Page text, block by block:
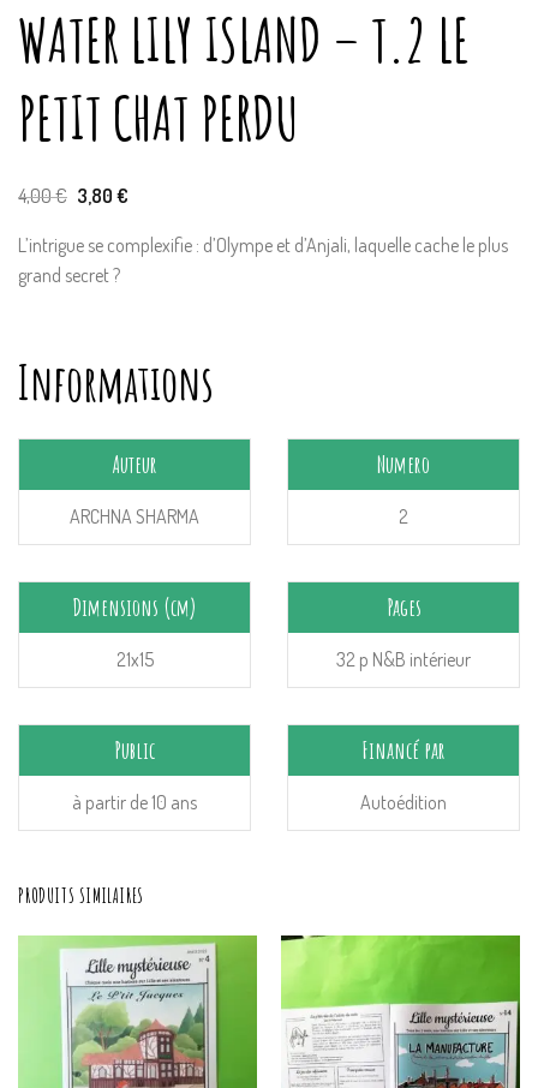
WATER LILY ISLAND – T.2 LE
PETIT CHAT PERDU
4,00€ Le
était :
4,00 €.
3,80 €Le
actuel
est :
L’intrigue se complexifie : d’Olympe et d’Anjali, laquelle cache le plus
grand secret ?
Informations
Auteur
ARCHNA SHARMA
Numero
2
Dimensions (cm)
21x15
Pages
32 p N&B intérieur
Public
à partir de 10 ans
Financé par
Autoédition
PRODUITS SIMILAIRES